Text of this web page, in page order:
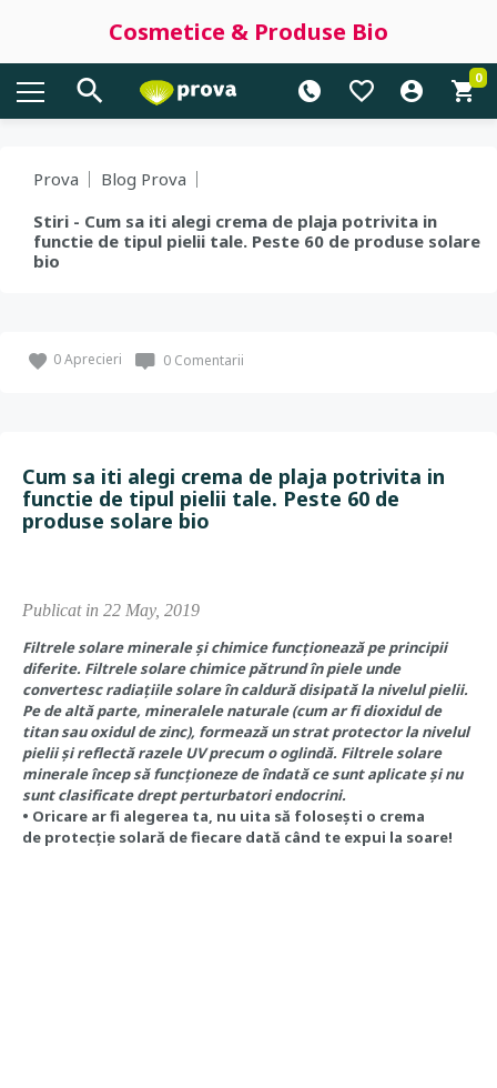
Cosmetice & Produse Bio
0
Prova
Blog Prova
Stiri - Cum sa iti alegi crema de plaja potrivita in
functie de tipul pielii tale. Peste 60 de produse solare
bio
0Aprecieri 0 Comentarii
Cum sa iti alegi crema de plaja potrivita in
functie de tipul pielii tale. Peste 60 de
produse solare bio
Publicat in 22 May, 2019
Filtrele solare minerale și chimice funcționează pe principii
diferite. Filtrele solare chimice pătrund în piele unde
convertesc radiațiile solare în caldură disipată la nivelul pielii.
Pe de altă parte, mineralele naturale (cum ar fi dioxidul de
titan sau oxidul de zinc), formează un strat protector la nivelul
pielii și reflectă razele UV precum o oglindă. Filtrele solare
minerale încep să funcționeze de îndată ce sunt aplicate și nu
sunt clasificate drept perturbatori endocrini.
• Oricare ar fi alegerea ta, nu uita să folosești o crema
de protecție solară de fiecare dată când te expui la soare!